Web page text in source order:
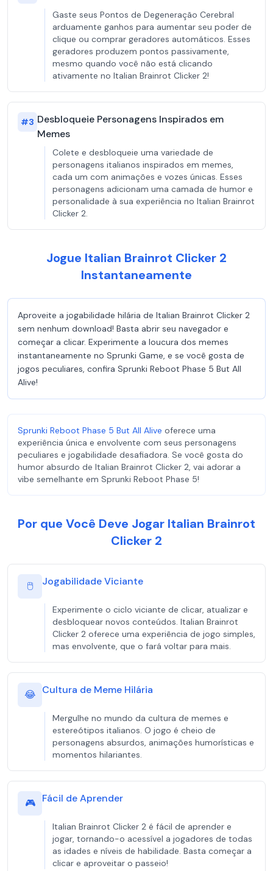
Gaste seus Pontos de Degeneração Cerebral
arduamente ganhos para aumentar seu poder de
clique ou comprar geradores automáticos. Esses
geradores produzem pontos passivamente,
mesmo quando você não está clicando
ativamente no Italian Brainrot Clicker 2!
#3 Desbloqueie Personagens Inspirados em
Memes
Colete e desbloqueie uma variedade de
personagens italianos inspirados em memes,
cada um com animações e vozes únicas. Esses
personagens adicionam uma camada de humor e
personalidade à sua experiência no Italian Brainrot
Clicker 2.
Jogue Italian Brainrot Clicker 2
Instantaneamente
Aproveite a jogabilidade hilária de Italian Brainrot Clicker 2
sem nenhum download! Basta abrir seu navegador e
começar a clicar. Experimente a loucura dos memes
instantaneamente no Sprunki Game, e se você gosta de
jogos peculiares, confira Sprunki Reboot Phase 5 But All
Alive!
Sprunki Reboot Phase 5 But All Alive oferece uma
experiência única e envolvente com seus personagens
peculiares e jogabilidade desafiadora. Se você gosta do
humor absurdo de Italian Brainrot Clicker 2, vai adorar a
vibe semelhante em Sprunki Reboot Phase 5!
Por que Você Deve Jogar Italian Brainrot
Clicker 2
🖱️ Jogabilidade Viciante
Experimente o ciclo viciante de clicar, atualizar e
desbloquear novos conteúdos. Italian Brainrot
Clicker 2 oferece uma experiência de jogo simples,
mas envolvente, que o fará voltar para mais.
😂 Cultura de Meme Hilária
Mergulhe no mundo da cultura de memes e
estereótipos italianos. O jogo é cheio de
personagens absurdos, animações humorísticas e
momentos hilariantes.
🎮 Fácil de Aprender
Italian Brainrot Clicker 2 é fácil de aprender e
jogar, tornando-o acessível a jogadores de todas
as idades e níveis de habilidade. Basta começar a
clicar e aproveitar o passeio!